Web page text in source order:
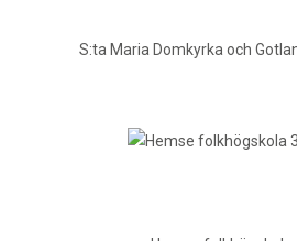
S:ta Maria Domkyrka och